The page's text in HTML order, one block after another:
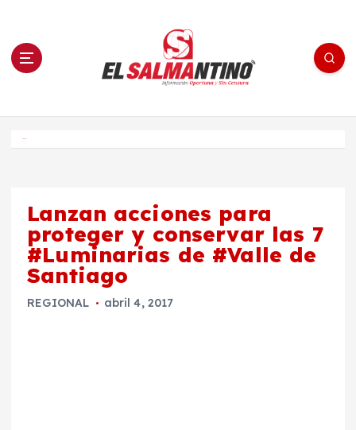
n El Salmantino - medios/noticias/editorial
Lanzan acciones para
proteger y conservar las 7
#Luminarias de #Valle de
Santiago
REGIONAL abril 4, 2017